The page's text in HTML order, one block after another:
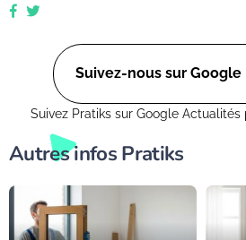
Que vous soyez novice ou expert,
tous les jours. (Retrouvez moi aussi
Suivez-nous sur Google
Suivez Pratiks sur Google Actualités
Autres infos Pratiks